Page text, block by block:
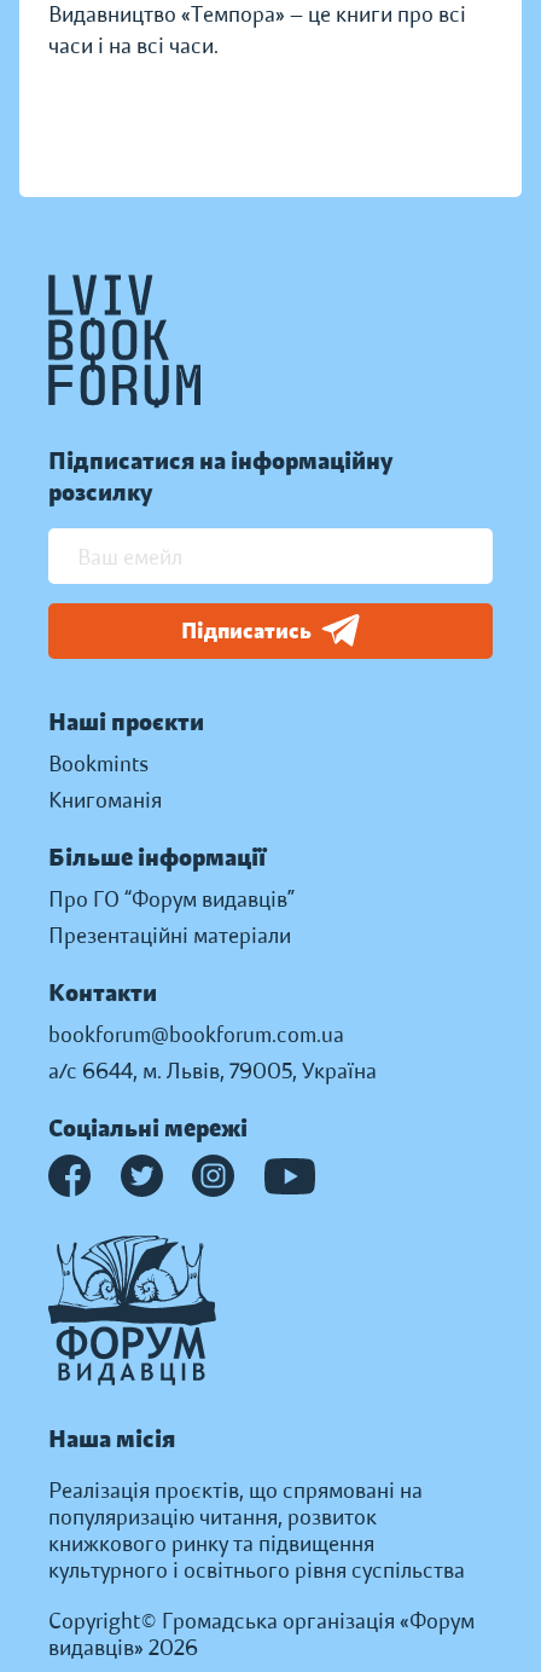
Видавництво «Темпора» — це книги про всі
часи і на всі часи.
Підписатися на інформаційну
розсилку
Підписатись
Наші проєкти
Bookmints
Книгоманія
Більше інформації
Про ГО “Форум видавців”
Презентаційні матеріали
Контакти
bookforum@bookforum.com.ua
а/с 6644, м. Львів, 79005, Україна
Соціальні мережі
Наша місія
Реалізація проєктів, що спрямовані на
популяризацію читання, розвиток
книжкового ринку та підвищення
культурного і освітнього рівня суспільства
Copyright© Громадська організація «Форум
видавців» 2026